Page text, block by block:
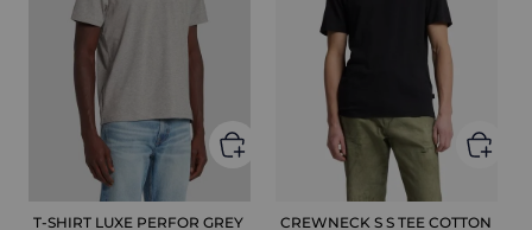
T-SHIRT LUXE PERFOR GREY
CREWNECK S S TEE COTTON